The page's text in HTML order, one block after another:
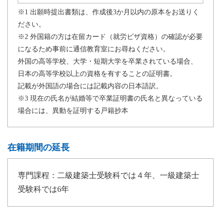
※1 出願時提出書類は、作成後3か月以内の原本をお送りく
ださい。
※2 外国籍の方は在留カード（就労ビザ資格）の確認が必要
になるため事前に通信教育室にお尋ねください。
外国の高等学校、大学・短期大学を卒業されている場合、
日本の高等学校以上の資格を有することの証明書。
記載が外国語の場合には記載内容の日本語訳。
※3 現在の氏名が結婚等で卒業証明書の氏名と異なっている
場合には、異動を証明する戸籍抄本
在籍期間の延長
専門課程：二級建築士受験科では４年、一級建築士
受験科では6年